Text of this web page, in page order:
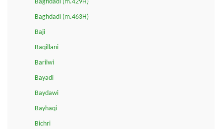
Baghdadi (m.429H)
Baghdadi (m.463H)
Baji
Baqillani
Barilwi
Bayadi
Baydawi
Bayhaqi
Bichri